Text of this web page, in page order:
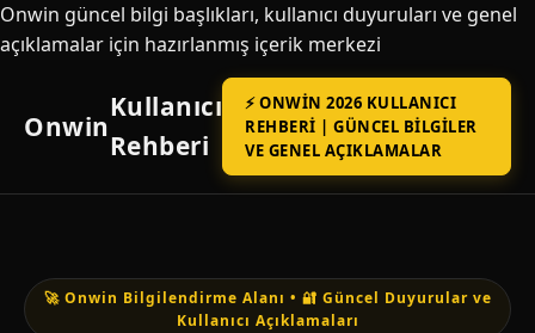
Onwin güncel bilgi başlıkları, kullanıcı duyuruları ve genel
açıklamalar için hazırlanmış içerik merkezi
Onwin
Kullanıcı
Rehberi
⚡ ONWIN 2026 KULLANICI
REHBERI | GÜNCEL BILGILER
VE GENEL AÇIKLAMALAR
🚀 Onwin Bilgilendirme Alanı • 🔐 Güncel Duyurular ve
Kullanıcı Açıklamaları